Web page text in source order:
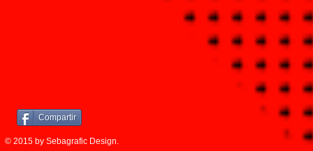
Compartir
© 2015 by Sebagrafic Design.